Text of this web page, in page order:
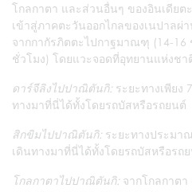
โกลกาตา และส่วนอื่นๆ ของอินเดียต
เข้าสู่ภาคตะวันออกไกลของเนปาลผ่
จากกากัรภิตตะไปกาฐมาณฑุ (14-16
ชั่วโมง) โดยแวะจอดที่อุทยานแห่งชา
ดาร์จีลิงไปปาณิตันกิ: ระยะทางเพีย
ทางมาที่นี่ได้ทั้งโดยรถบัสหรือรถยนต์
สิกขิมไปปาณิตันกิ: ระยะทางประมา
เดินทางมาที่นี่ได้ทั้งโดยรถบัสหรือรถ
โกลกาตาไปปาณิตันกิ: จากโกลกาต